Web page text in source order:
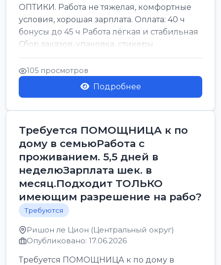
ОПТИКИ. Работа не тяжелая, комфортные
условия, хорошая зарплата. Оплата: 40 ч
бонусы до 45 ч Работа лёгкая и стабильная
Сбор заказов, упаковка, стикеры,
сортировка Воскре...
105 просмотров
Подробнее
Требуется ПОМОЩНИЦА к по
дому в семьюРабота с
проживанием. 5,5 дней в
неделюЗарплата шек. в
месяц.Подходит ТОЛЬКО
имеющим разрешение на рабо?
Требуются
Ришон ле Цион (Центральный округ)
Опубликовано: 17.06.2026
Требуется ПОМОЩНИЦА к по дому в